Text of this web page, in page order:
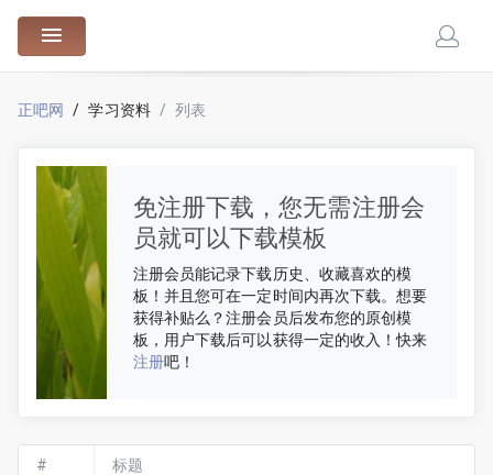
正吧网 学习资料 列表
免注册下载，您无需注册会
员就可以下载模板
注册会员能记录下载历史、收藏喜欢的模
板！并且您可在一定时间内再次下载。想要
获得补贴么？注册会员后发布您的原创模
板，用户下载后可以获得一定的收入！快来
注册吧！
# 标题